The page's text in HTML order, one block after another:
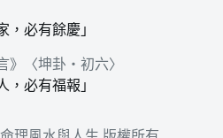
，必有餘慶」
〈坤卦‧初六〉
，必有福報」